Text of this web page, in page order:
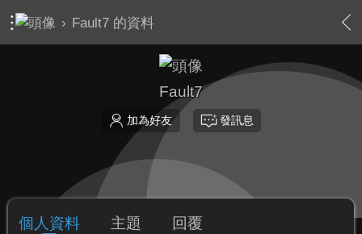
› Fault7 的資料
Fault7
加為好友 發訊息
個人資料 主題 回覆